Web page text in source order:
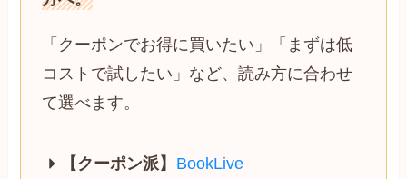
「クーポンでお得に買いたい」「まずは低
コストで試したい」など、読み方に合わせ
て選べます。
【クーポン派】 BookLive